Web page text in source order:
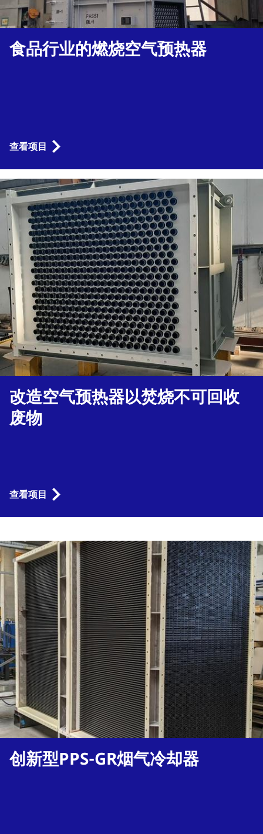
食品行业的燃烧空气预热器
查看项目
改造空气预热器以焚烧不可回收
废物
查看项目
创新型PPS-GR烟气冷却器